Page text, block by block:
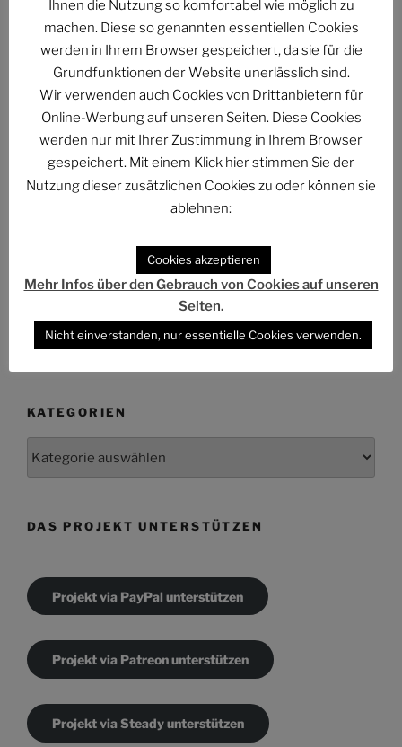
und darüber hinaus…
Abmahnung gegen BKM: Buchhandlung geht rechtlich
gegen Interview-Äußerungen des
Kulturstaatsministers vor
The Billion Dollar Man – The Last Laugh Syndicate –
Music Video
Archiv
KATEGORIEN
DAS PROJEKT UNTERSTÜTZEN
Projekt via PayPal unterstützen
Projekt via Patreon unterstützen
Projekt via Steady unterstützen
Ihnen die Nutzung so komfortabel wie möglich zu
machen. Diese so genannten essentiellen Cookies
werden in Ihrem Browser gespeichert, da sie für die
Grundfunktionen der Website unerlässlich sind.
Wir verwenden auch Cookies von Drittanbietern für
Online-Werbung auf unseren Seiten. Diese Cookies
werden nur mit Ihrer Zustimmung in Ihrem Browser
gespeichert. Mit einem Klick hier stimmen Sie der
Nutzung dieser zusätzlichen Cookies zu oder können sie
ablehnen:
Cookies akzeptieren
Mehr Infos über den Gebrauch von Cookies auf unseren
Seiten.
Nicht einverstanden, nur essentielle Cookies verwenden.